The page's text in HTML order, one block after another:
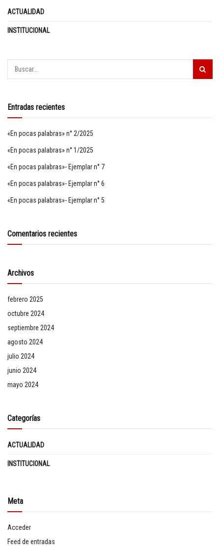
ACTUALIDAD
INSTITUCIONAL
Entradas recientes
«En pocas palabras» n° 2/2025
«En pocas palabras» n° 1/2025
«En pocas palabras»- Ejemplar n° 7
«En pocas palabras»- Ejemplar n° 6
«En pocas palabras»- Ejemplar n° 5
Comentarios recientes
Archivos
febrero 2025
octubre 2024
septiembre 2024
agosto 2024
julio 2024
junio 2024
mayo 2024
Categorías
ACTUALIDAD
INSTITUCIONAL
Meta
Acceder
Feed de entradas